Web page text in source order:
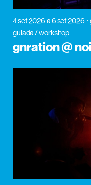
4 set 2026 a 6 set 2026
guiada / workshop
gnration @